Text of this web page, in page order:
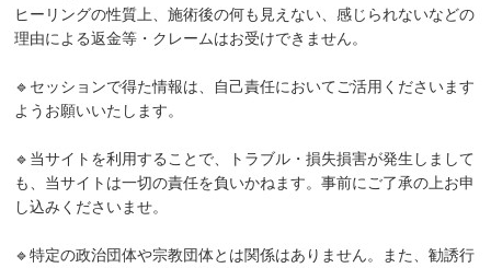
ヒーリングの性質上、施術後の何も見えない、感じられないなどの
理由による返金等・クレームはお受けできません。
🔹セッションで得た情報は、自己責任においてご活用くださいます
ようお願いいたします。
🔹当サイトを利用することで、トラブル・損失損害が発生しまして
も、当サイトは一切の責任を負いかねます。事前にご了承の上お申
し込みくださいませ。
🔹特定の政治団体や宗教団体とは関係はありません。また、勧誘行